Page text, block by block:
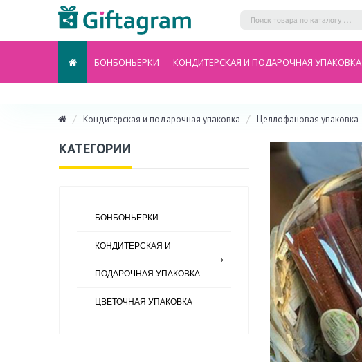
БОНБОНЬЕРКИ КОНДИТЕРСКАЯ И ПОДАРОЧНАЯ УПАКОВКА
Кондитерская и подарочная упаковка Целлофановая упаковка
КАТЕГОРИИ
БОНБОНЬЕРКИ
КОНДИТЕРСКАЯ И
ПОДАРОЧНАЯ УПАКОВКА
ЦВЕТОЧНАЯ УПАКОВКА